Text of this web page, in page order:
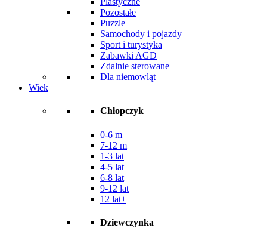
Pozostałe
Puzzle
Samochody i pojazdy
Sport i turystyka
Zabawki AGD
Zdalnie sterowane
Dla niemowląt
Wiek
Chłopczyk
0-6 m
7-12 m
1-3 lat
4-5 lat
6-8 lat
9-12 lat
12 lat+
Dziewczynka